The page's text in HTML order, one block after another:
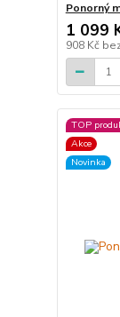
Ponorný
1 099
908 Kč
TOP
Akce
Novinka